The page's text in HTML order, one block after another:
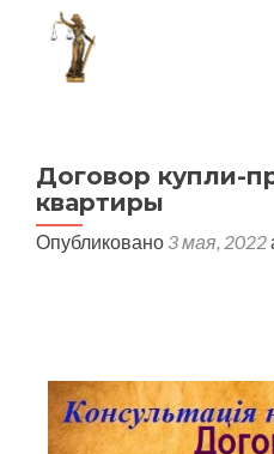
Договор купли-
квартиры
Опубликовано 3 мая, 2022